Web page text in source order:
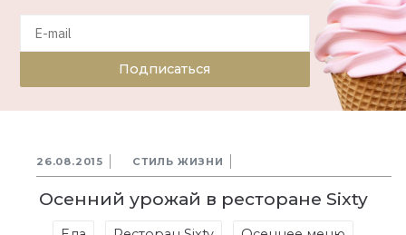
Подписаться
26.08.2015 СТИЛЬ ЖИЗНИ
Осенний урожай в ресторане Sixty